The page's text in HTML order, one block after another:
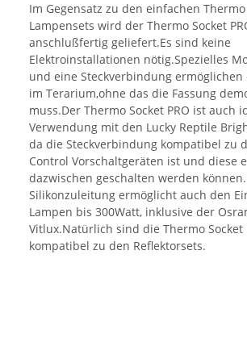
Im Gegensatz zu den einfachen Thermo
Lampensets wird der Thermo Socket
anschlußfertig geliefert.Es sind keine
Elektroinstallationen nötig.Spezielles
und eine Steckverbindung
im Terarium,ohne das die Fassung
muss.Der Thermo Socket PRO ist auch
Verwendung mit den Lucky Reptile
da die Steckverbindung kompatibel zu
Control Vorschaltgeräten ist und diese
dazwischen geschalten werden
Silikonzuleitung ermöglicht auch den
Lampen bis 300Watt, inklusive der
Vitlux.Natürlich sind die Thermo Socket
kompatibel zu den Reflektorsets.